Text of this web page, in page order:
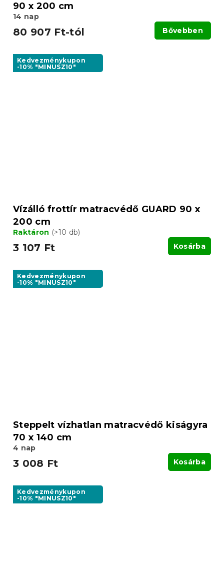
90 x 200 cm
14 nap
80 907 Ft-tól Bővebben
Kedvezménykupon
-10% "MINUSZ10"
Vízálló frottír matracvédő GUARD 90 x
200 cm
Raktáron (>10 db)
3 107 Ft Kosárba
Kedvezménykupon
-10% "MINUSZ10"
Steppelt vízhatlan matracvédő kiságyra
70 x 140 cm
4 nap
3 008 Ft Kosárba
Kedvezménykupon
-10% "MINUSZ10"